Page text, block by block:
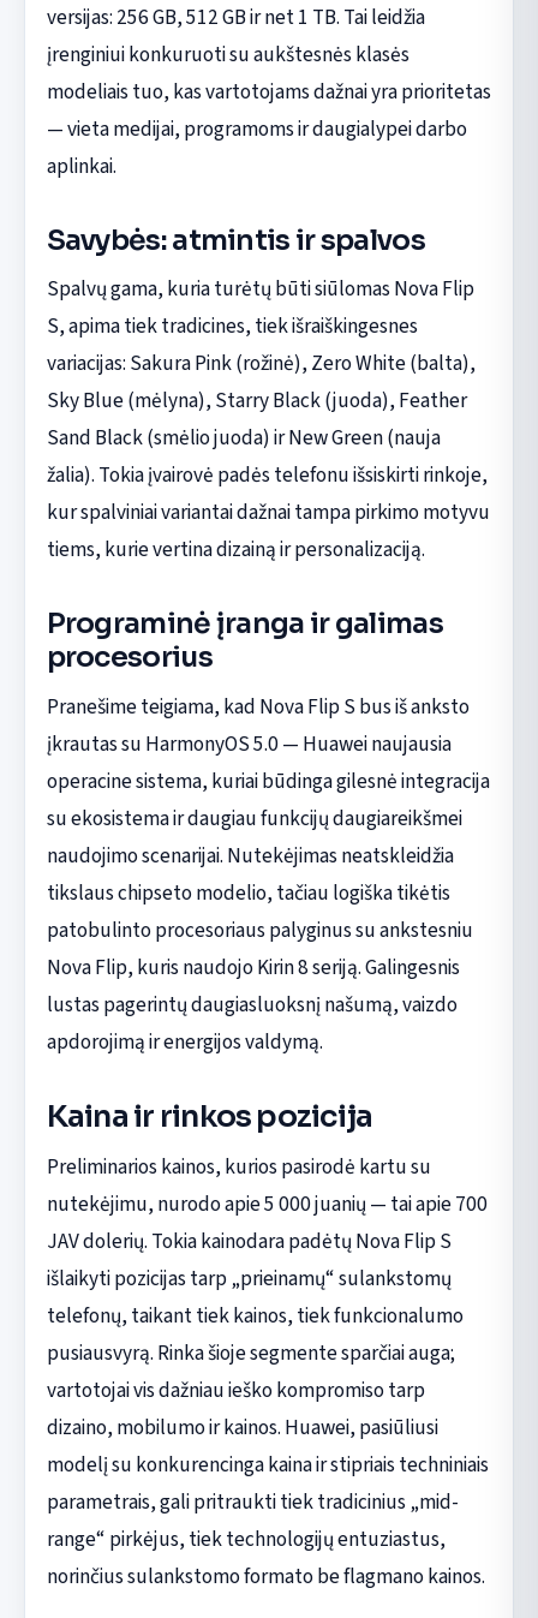
versijas: 256 GB, 512 GB ir net 1 TB. Tai leidžia
įrenginiui konkuruoti su aukštesnės klasės
modeliais tuo, kas vartotojams dažnai yra prioritetas
— vieta medijai, programoms ir daugialypei darbo
aplinkai.
Savybės: atmintis ir spalvos
Spalvų gama, kuria turėtų būti siūlomas Nova Flip
S, apima tiek tradicines, tiek išraiškingesnes
variacijas: Sakura Pink (rožinė), Zero White (balta),
Sky Blue (mėlyna), Starry Black (juoda), Feather
Sand Black (smėlio juoda) ir New Green (nauja
žalia). Tokia įvairovė padės telefonu išsiskirti rinkoje,
kur spalviniai variantai dažnai tampa pirkimo motyvu
tiems, kurie vertina dizainą ir personalizaciją.
Programinė įranga ir galimas
procesorius
Pranešime teigiama, kad Nova Flip S bus iš anksto
įkrautas su HarmonyOS 5.0 — Huawei naujausia
operacine sistema, kuriai būdinga gilesnė integracija
su ekosistema ir daugiau funkcijų daugiareikšmei
naudojimo scenarijai. Nutekėjimas neatskleidžia
tikslaus chipseto modelio, tačiau logiška tikėtis
patobulinto procesoriaus palyginus su ankstesniu
Nova Flip, kuris naudojo Kirin 8 seriją. Galingesnis
lustas pagerintų daugiasluoksnį našumą, vaizdo
apdorojimą ir energijos valdymą.
Kaina ir rinkos pozicija
Preliminarios kainos, kurios pasirodė kartu su
nutekėjimu, nurodo apie 5 000 juanių — tai apie 700
JAV dolerių. Tokia kainodara padėtų Nova Flip S
išlaikyti pozicijas tarp „prieinamų“ sulankstomų
telefonų, taikant tiek kainos, tiek funkcionalumo
pusiausvyrą. Rinka šioje segmente sparčiai auga;
vartotojai vis dažniau ieško kompromiso tarp
dizaino, mobilumo ir kainos. Huawei, pasiūliusi
modelį su konkurencinga kaina ir stipriais techniniais
parametrais, gali pritraukti tiek tradicinius „mid-
range“ pirkėjus, tiek technologijų entuziastus,
norinčius sulankstomo formato be flagmano kainos.